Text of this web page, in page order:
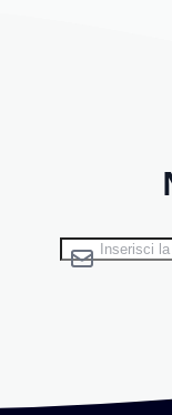
Iscriviti alla